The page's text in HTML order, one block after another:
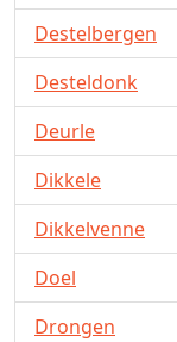
Destelbergen
Desteldonk
Deurle
Dikkele
Dikkelvenne
Doel
Drongen